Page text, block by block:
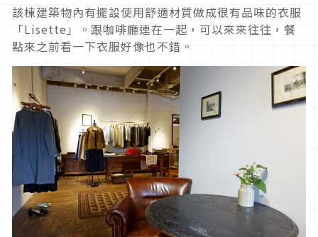
該棟建築物內有擺設使用舒適材質做成很有品味的衣服
「Lisette」。跟咖啡廳連在一起，可以來來往往，餐
點來之前看一下衣服好像也不錯。